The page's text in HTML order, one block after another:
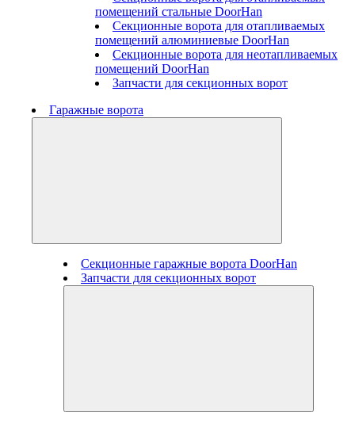
помещений стальные DoorHan
Секционные ворота для отапливаемых
помещений алюминиевые DoorHan
Секционные ворота для неотапливаемых
помещений DoorHan
Запчасти для секционных ворот
Гаражные ворота
Секционные гаражные ворота DoorHan
Запчасти для секционных ворот